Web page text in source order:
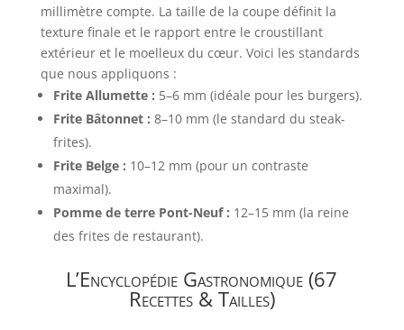
millimètre compte. La taille de la coupe définit la
texture finale et le rapport entre le croustillant
extérieur et le moelleux du cœur. Voici les standards
que nous appliquons :
Frite Allumette : 5–6 mm (idéale pour les burgers).
Frite Bâtonnet : 8–10 mm (le standard du steak-
frites).
Frite Belge : 10–12 mm (pour un contraste
maximal).
Pomme de terre Pont-Neuf : 12–15 mm (la reine
des frites de restaurant).
L’Encyclopédie Gastronomique (67
Recettes & Tailles)